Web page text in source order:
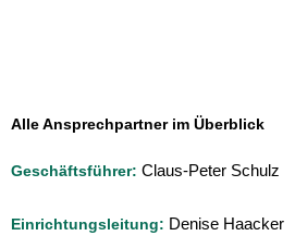
Alle Ansprechpartner im Überblick
Geschäftsführer: Claus-Peter Schulz
Einrichtungsleitung: Denise Haacker